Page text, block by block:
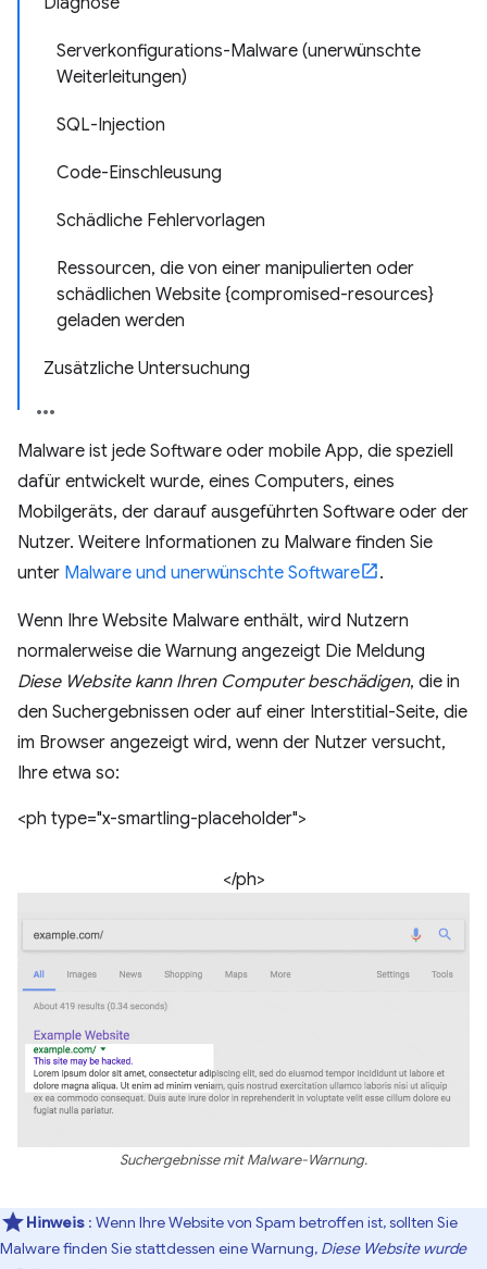
Serverkonfigurations-Malware (unerwünschte
Weiterleitungen)
SQL-Injection
Code-Einschleusung
Schädliche Fehlervorlagen
Ressourcen, die von einer manipulierten oder
schädlichen Website {compromised-resources}
geladen werden
Zusätzliche Untersuchung
Malware ist jede Software oder mobile App, die speziell
dafür entwickelt wurde, eines Computers, eines
Mobilgeräts, der darauf ausgeführten Software oder der
Nutzer. Weitere Informationen zu Malware finden Sie
unter Malware und unerwünschte Software .
Wenn Ihre Website Malware enthält, wird Nutzern
normalerweise die Warnung angezeigt Die Meldung
Diese Website kann Ihren Computer beschädigen, die in
den Suchergebnissen oder auf einer Interstitial-Seite, die
im Browser angezeigt wird, wenn der Nutzer versucht,
Ihre etwa so:
<ph type="x-smartling-placeholder">
</ph>
Suchergebnisse mit Malware-Warnung.
Hinweis : Wenn Ihre Website von Spam betroffen ist, sollten Sie
Malware finden Sie stattdessen eine Warnung, Diese Website wurde